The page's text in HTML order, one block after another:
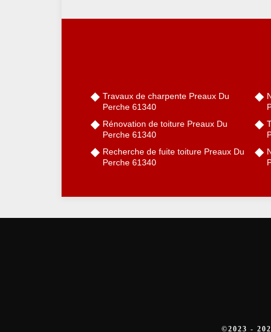
Travaux de charpente Preaux Du
Perche 61340
Rénovation de toiture Preaux Du
Perche 61340
Recherche de fuite toiture Preaux Du
Perche 61340
©2023 -